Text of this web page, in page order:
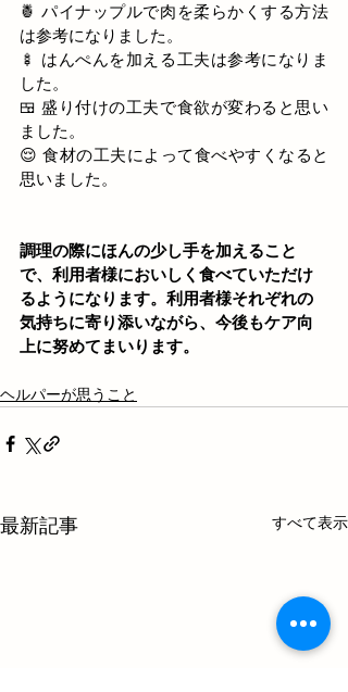
🍍 パイナップルで肉を柔らかくする方法
は参考になりました。
🍢 はんぺんを加える工夫は参考になりま
した。
🍱 盛り付けの工夫で食欲が変わると思い
ました。
😌 食材の工夫によって食べやすくなると
思いました。
調理の際にほんの少し手を加えること
で、利用者様においしく食べていただけ
るようになります。利用者様それぞれの
気持ちに寄り添いながら、今後もケア向
上に努めてまいります。
ヘルパーが思うこと
最新記事 すべて表示